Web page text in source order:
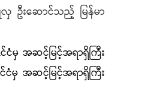
ြူလှဦးဆောင်သည့် မြန်မာ
အဆင့်မြင့်အရာရှိကြီး
အဆင့်မြင့်အရာရှိကြီး